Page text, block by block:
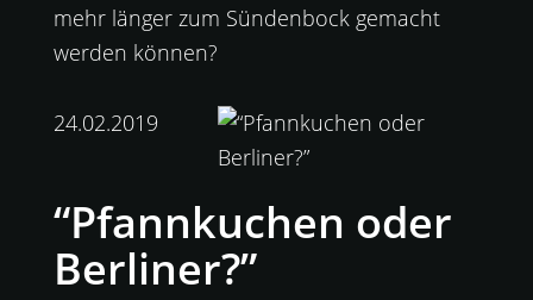
mehr länger zum Sündenbock gemacht
werden können?
24.02.2019
“Pfannkuchen oder
Berliner?”